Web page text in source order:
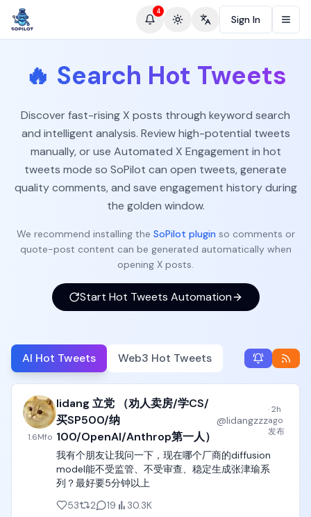
4
Toggle theme
Change language
Sign In
🔥 Search Hot Tweets
Discover fast-rising X posts through keyword search
and intelligent analysis. Review high-potential tweets
manually, or use Automated X Engagement in hot
tweets mode so SoPilot can open tweets, generate
quality comments, and save engagement history during
the golden window.
We recommend installing the SoPilot plugin so comments or
quote-post content can be generated automatically when
opening X posts.
Start Hot Tweets Automation
AI Hot Tweets Web3 Hot Tweets
1.6Mfo
lidang 立党 （劝人卖房/学CS/
买SP500/纳
100/OpenAI/Anthrop第一人）
@lidangzzz
·2h
ago
发布
我有个朋友让我问一下，现在哪个厂商的diffusion
model能不受监管、不受审查、稳定生成张津瑜系
列？最好要5分钟以上
53
2 19 30.3K